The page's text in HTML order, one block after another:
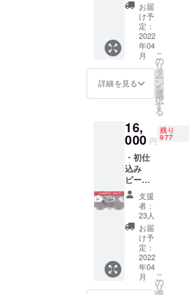
n（会議
しなが
ら飲め
る）
バー
ジョン
を限定
で製
ルト・
ホップ
はその
まま
に。ア
ルコー
ル度数
を下げ
たキャ
ンプ
シーン
にマッ
チした
ビール
に！！
Natural
Roots
studio
敷地内
にて、
完成
パー
ティー
に参加
す！
ビール
３時間
飲み放
題、敷
地内に
てフー
ドを振
る舞い
ます。
・日程
は新工
場の施
工スケ
ジュー
ル決定
お届
け予
定：
2022
年04
月
詳細を見る
こ
の
リ
タ
ー
ン
を
選
択
す
る
16,
000 円
残り
977
・初仕
込み
ビール
６缶
セット
・ウェ
ブサイ
トにお
名前を
記載
（無記
名可）
Natural
支援
者：
23人
お届
け予
定：
2022
年04
月
こ
の
リ